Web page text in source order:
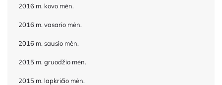
2016 m. kovo mėn.
2016 m. vasario mėn.
2016 m. sausio mėn.
2015 m. gruodžio mėn.
2015 m. lapkričio mėn.